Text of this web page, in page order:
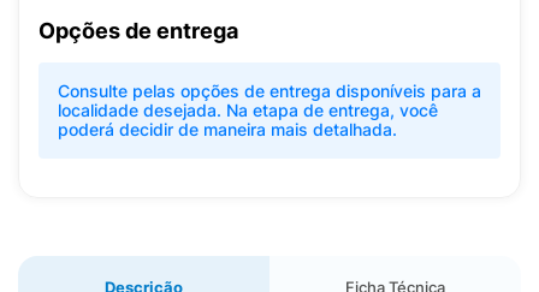
Opções de entrega
Consulte pelas opções de entrega disponíveis para a
localidade desejada. Na etapa de entrega, você
poderá decidir de maneira mais detalhada.
Descrição Ficha Técnica